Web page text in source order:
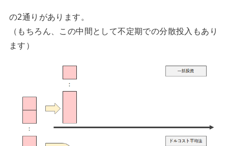
の2通りがあります。
（もちろん、この中間として不定期での分散投入もあり
ます）